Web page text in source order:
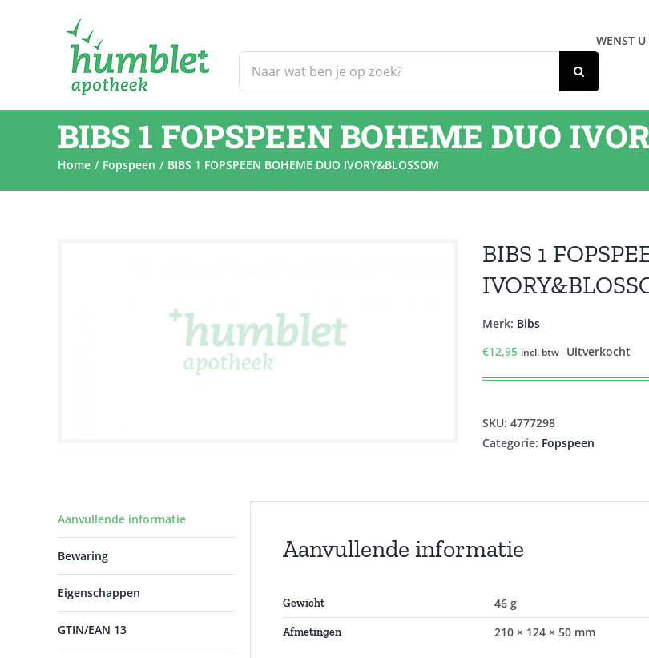
naar:
WENST
BIBS 1 FOPSPEEN BOHEME DUO
Home Fopspeen BIBS 1 FOPSPEEN BOHEME DUO IVORY&BLOSSOM
BIBS 1
Merk: Bibs
€12,95 incl. btw Uitverkocht
SKU: 4777298
Categorie: Fopspeen
Aanvullende informatie
Bewaring
Eigenschappen
GTIN/EAN 13
Aanvullende informatie
Gewicht 46 g
Afmetingen 210 × 124 × 50 mm